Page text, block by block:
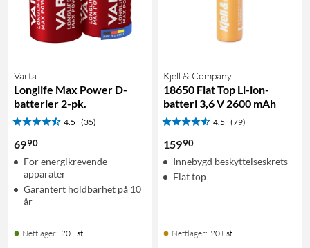
Varta
Longlife Max Power D-
batterier 2-pk.
4.5 (35)
6990
For energikrevende
apparater
Garantert holdbarhet på 10
år
Nettlager: 20+ st
Kjell & Company
18650 Flat Top Li-ion-
batteri 3,6 V 2600 mAh
4.5 (79)
15990
Innebygd beskyttelseskrets
Flat top
Nettlager: 20+ st